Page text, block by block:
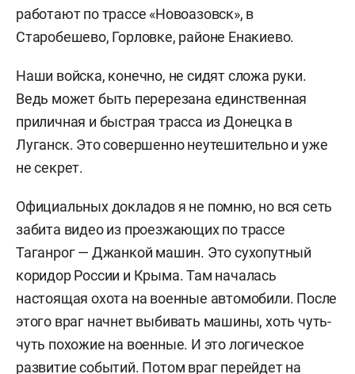
работают по трассе «Новоазовск», в
Старобешево, Горловке, районе Енакиево.
Наши войска, конечно, не сидят сложа руки.
Ведь может быть перерезана единственная
приличная и быстрая трасса из Донецка в
Луганск. Это совершенно неутешительно и уже
не секрет.
Официальных докладов я не помню, но вся сеть
забита видео из проезжающих по трассе
Таганрог — Джанкой машин. Это сухопутный
коридор России и Крыма. Там началась
настоящая охота на военные автомобили. После
этого враг начнет выбивать машины, хоть чуть-
чуть похожие на военные. И это логическое
развитие событий. Потом враг перейдет на